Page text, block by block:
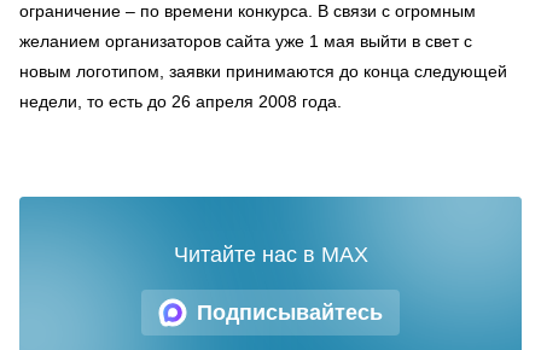
ограничение – по времени конкурса. В связи с огромным
желанием организаторов сайта уже 1 мая выйти в свет с
новым логотипом, заявки принимаются до конца следующей
недели, то есть до 26 апреля 2008 года.
Подписывайтесь
Читайте нас в MAX